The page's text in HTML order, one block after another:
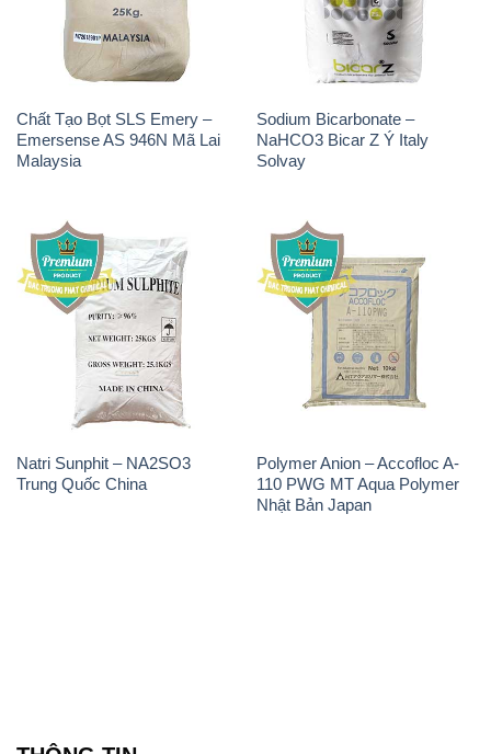
Chất Tạo Bọt SLS Emery –
Emersense AS 946N Mã Lai
Malaysia
Sodium Bicarbonate –
NaHCO3 Bicar Z Ý Italy
Solvay
Natri Sunphit – NA2SO3
Trung Quốc China
Polymer Anion – Accofloc A-
110 PWG MT Aqua Polymer
Nhật Bản Japan